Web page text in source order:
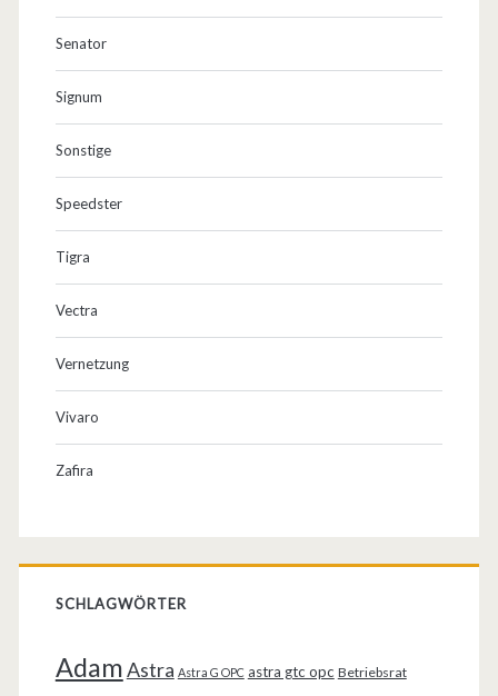
Senator
Signum
Sonstige
Speedster
Tigra
Vectra
Vernetzung
Vivaro
Zafira
SCHLAGWÖRTER
AdamAstra Astra G OPC astra gtc opc Betriebsrat